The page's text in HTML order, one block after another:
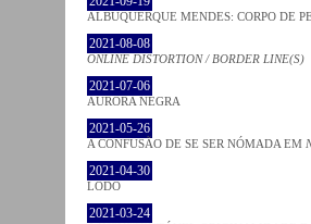
ALBUQUERQUE MENDES: CORPO DE
2021-08-08
ONLINE DISTORTION / BORDER LINE(S)
2021-07-06
AURORA NEGRA
2021-05-26
A CONFUSÃO DE SE SER NÓMADA EM
2021-04-30
LODO
2021-03-24